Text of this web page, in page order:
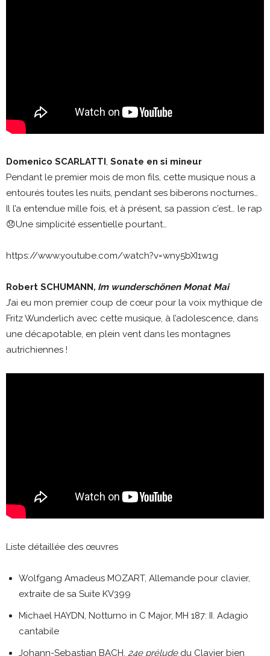
Domenico SCARLATTI , Sonate en si mineur
Pendant le premier mois de mon fils, cette musique nous a
entourés toutes les nuits, pendant ses biberons nocturnes…
Il l’a entendue mille fois, et à présent, sa passion c’est… le rap
😞Une simplicité essentielle pourtant…
https://www.youtube.com/watch?v=wny5bXI1w1g
Robert SCHUMANN , Im wunderschönen Monat Mai
J’ai eu mon premier coup de cœur pour la voix mythique de
Fritz Wunderlich avec cette musique, à l’adolescence, dans
une décapotable, en plein vent dans les montagnes
autrichiennes !
Liste détaillée des œuvres
Wolfgang Amadeus MOZART, Allemande pour clavier,
extraite de sa Suite KV399
Michael HAYDN, Notturno in C Major, MH 187: II. Adagio
cantabile
Johann-Sebastian BACH, 24e préludedu Clavier bien